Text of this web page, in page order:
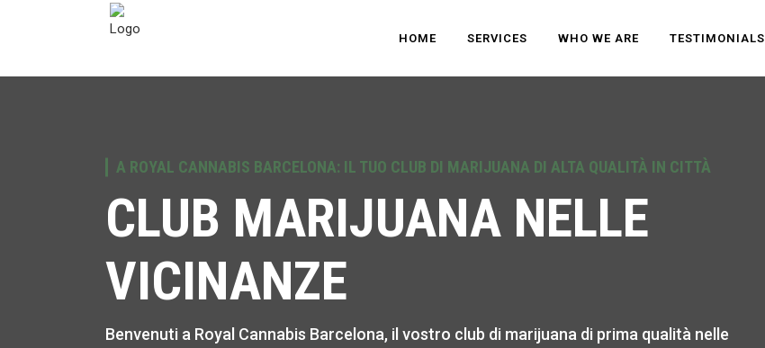
HOME SERVICES WHO WE ARE TESTIMONIALS
A ROYAL CANNABIS BARCELONA: IL TUO CLUB DI MARIJUANA DI ALTA QUALITÀ IN CITTÀ
CLUB MARIJUANA NELLE
VICINANZE
Benvenuti a Royal Cannabis Barcelona, il vostro club di marijuana di prima qualità nelle